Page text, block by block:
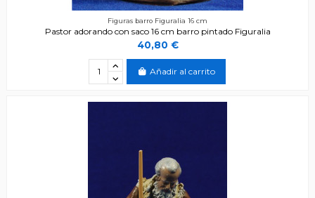
Figuras barro Figuralia 16 cm
Pastor adorando con saco 16 cm barro pintado Figuralia
40,80 €
Añadir al carrito